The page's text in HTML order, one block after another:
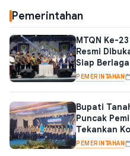
Pemerintahan
MTQN Ke-
Resmi
Siap
PEMERINTAHAN
Bupati
Puncak
Tekankan
PEMERINTAHAN